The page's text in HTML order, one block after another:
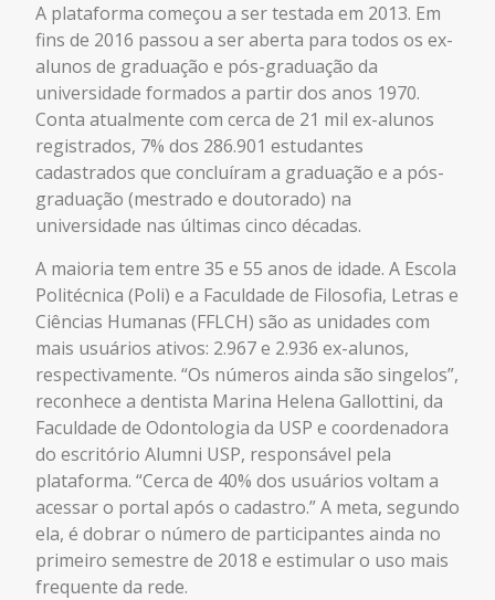
A plataforma começou a ser testada em 2013. Em
fins de 2016 passou a ser aberta para todos os ex-
alunos de graduação e pós-graduação da
universidade formados a partir dos anos 1970.
Conta atualmente com cerca de 21 mil ex-alunos
registrados, 7% dos 286.901 estudantes
cadastrados que concluíram a graduação e a pós-
graduação (mestrado e doutorado) na
universidade nas últimas cinco décadas.
A maioria tem entre 35 e 55 anos de idade. A Escola
Politécnica (Poli) e a Faculdade de Filosofia, Letras e
Ciências Humanas (FFLCH) são as unidades com
mais usuários ativos: 2.967 e 2.936 ex-alunos,
respectivamente. “Os números ainda são singelos”,
reconhece a dentista Marina Helena Gallottini, da
Faculdade de Odontologia da USP e coordenadora
do escritório Alumni USP, responsável pela
plataforma. “Cerca de 40% dos usuários voltam a
acessar o portal após o cadastro.” A meta, segundo
ela, é dobrar o número de participantes ainda no
primeiro semestre de 2018 e estimular o uso mais
frequente da rede.